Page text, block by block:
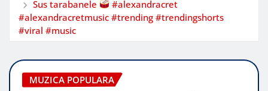
Sus tarabanele
#alexandracret
#alexandracretmusic #trending #trendingshorts
#viral #music
MUZICA POPULARA